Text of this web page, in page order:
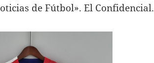
de Fútbol». El Confidencial.